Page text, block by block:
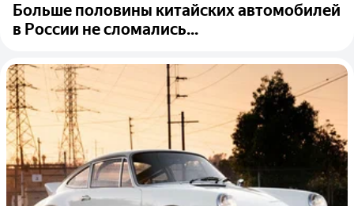
Больше половины китайских автомобилей
в России не сломались...